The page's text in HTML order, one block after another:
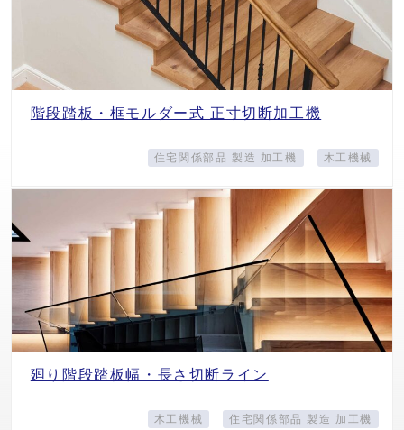
階段踏板・框モルダー式 正寸切断加工機
住宅関係部品 製造 加工機 木工機械
廻り階段踏板幅・長さ切断ライン
木工機械 住宅関係部品 製造 加工機